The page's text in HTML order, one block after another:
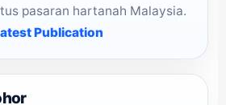
pasaran hartanah Malaysia.
Publication